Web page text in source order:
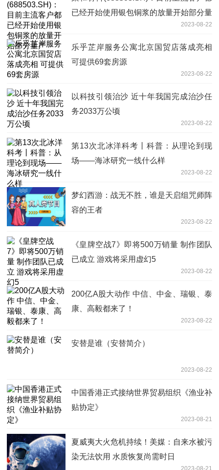
已经开始使用银包铜浆的放量开始部分量
2023-08-22
乐乎芷岸服务公寓北京国贸店落成亮相
可提供69套房源
2023-08-22
以科技引领治沙 近十年我国完成治沙任
务2033万公顷
2023-08-22
第13次北冰洋科考丨科普：从理论到现
场——海冰研究一线什么样
2023-08-22
梦幻西游：战无不胜，谁是天启组咒师阵
容的王者
2023-08-22
《皇牌空战7》即将500万销量 制作团队
已成立 游戏将采用虚幻5
2023-08-22
200亿A股大动作 中信、中金、瑞银、泰
康、高毅都来了！
2023-08-22
安替是谁（安替简介）
2023-08-22
中国香港正式接纳世界贸易组织《渔业补
贴协定》
2023-08-21
夏威夷大火危机持续！美媒：自来水被污
染无法饮用 水质恢复尚需时日
2023-08-21